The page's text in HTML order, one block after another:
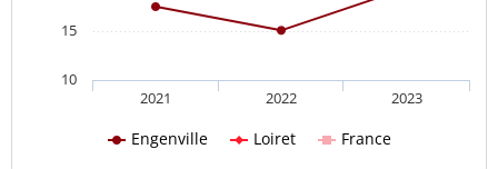
Engenville Loiret France
2021 2022 2023
10
15